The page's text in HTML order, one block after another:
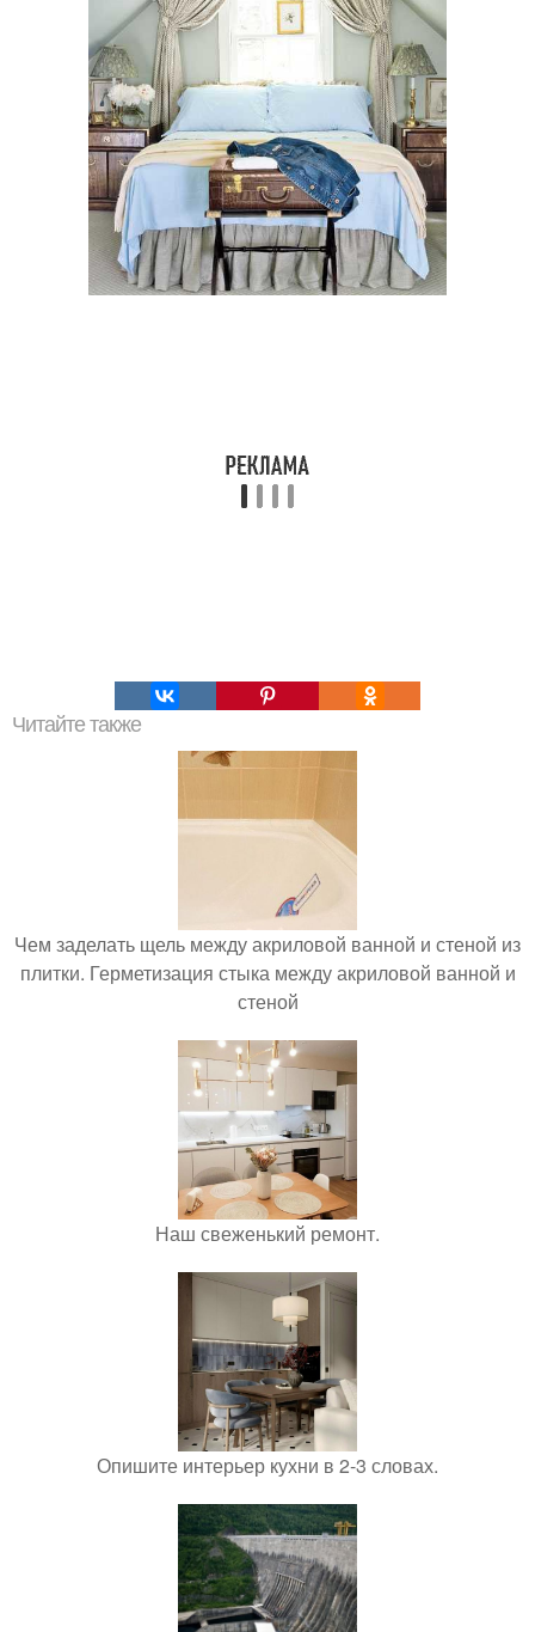
Читайте также
Чем заделать щель между акриловой ванной и стеной из
плитки. Герметизация стыка между акриловой ванной и
стеной
Наш свеженький ремонт.
Опишите интерьер кухни в 2-3 словах.